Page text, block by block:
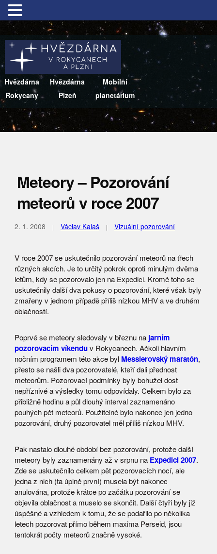
Hvězdárna
Rokycany
Hvězdárna
Plzeň
Mobilní
planetárium
Meteory – Pozorování
meteorů v roce 2007
2. 1. 2008 Václav Kalaš Vizuální pozorování
V roce 2007 se uskutečnilo pozorování meteorů na třech
různých akcích. Je to určitý pokrok oproti minulým dvěma
letům, kdy se pozorovalo jen na Expedici. Kromě toho se
uskutečnily další dva pokusy o pozorování, které však byly
zmařeny v jednom případě příliš nízkou MHV a ve druhém
oblačností.
Poprvé se meteory sledovaly v březnu na jarním
pozorovacím víkenduv Rokycanech. Ačkoli hlavním
nočním programem této akce byl Messierovský maratón,
přesto se našli dva pozorovatelé, kteří dali přednost
meteorům. Pozorovací podmínky byly bohužel dost
nepříznivé a výsledky tomu odpovídaly. Celkem bylo za
přibližně hodinu a půl dlouhý interval zaznamenáno
pouhých pět meteorů. Použitelné bylo nakonec jen jedno
pozorování, druhý pozorovatel měl příliš nízkou MHV.
Pak nastalo dlouhé období bez pozorování, protože další
meteory byly zaznamenány až v srpnu na Expedici 2007.
Zde se uskutečnilo celkem pět pozorovacích nocí, ale
jedna z nich (ta úplně první) musela být nakonec
anulována, protože krátce po začátku pozorování se
objevila oblačnost a muselo se skončit. Další čtyři byly již
úspěšné a vzhledem k tomu, že se podařilo po několika
letech pozorovat přímo během maxima Perseid, jsou
tentokrát počty meteorů značně vysoké.